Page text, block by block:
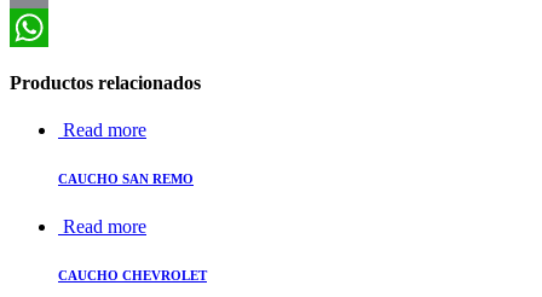
Email
Productos relacionados
Read more
CAUCHO SAN REMO
Read more
CAUCHO CHEVROLET